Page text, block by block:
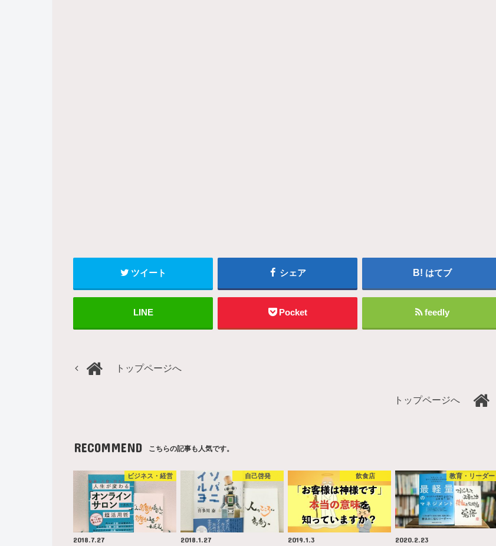
ツイート シェア はてブ
LINE Pocket feedly
トップページへ
トップページへ
RECOMMEND こちらの記事も人気です。
ビジネス・経営
2018.7.27
自己啓発
2018.1.27
飲食店
2019.1.3
教育・リーダー
2020.2.23